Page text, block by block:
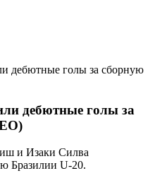
дебютные голы за сборную
дебютные голы за
и Изаки Силва
Бразилии U-20.